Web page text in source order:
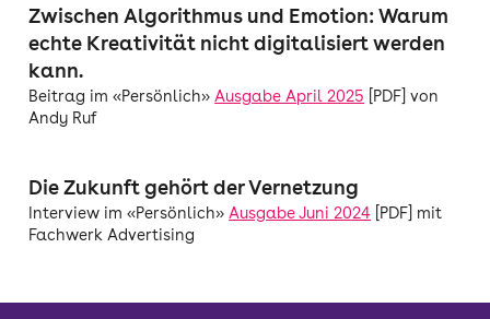
Zwischen Algorithmus und Emotion: Warum
echte Kreativität nicht digitalisiert werden
kann.
Beitrag im «Persönlich»Ausgabe April 2025 [PDF] von
Andy Ruf
Die Zukunft gehört der Vernetzung
Interview im «Persönlich»Ausgabe Juni 2024 [PDF] mit
Fachwerk Advertising